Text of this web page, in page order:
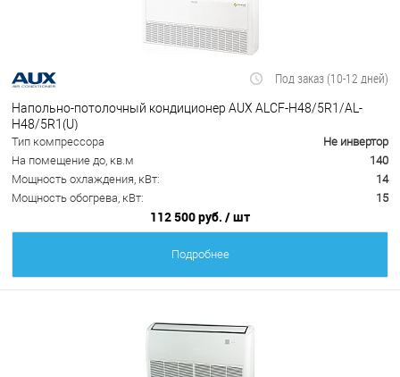
Под заказ (10-12 дней)
Напольно-потолочный кондиционер AUX ALCF-H48/5R1/AL-
H48/5R1(U)
Тип компрессора
Не инвертор
На помещение до, кв.м
140
Мощность охлаждения, кВт:
14
Мощность обогрева, кВт:
15
112 500 руб. / шт
Подробнее